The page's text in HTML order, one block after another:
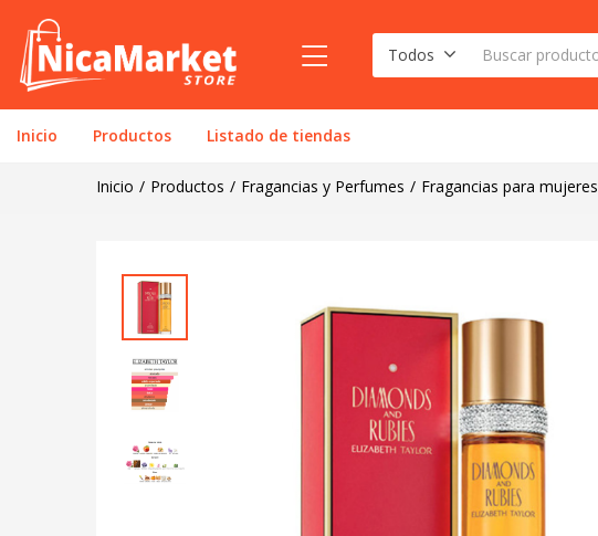
Todos
Inicio Productos Listado de tiendas
Inicio Productos Fragancias y Perfumes Fragancias para mujeres
DIAMONDS & RUBIES – 100 ML EDT